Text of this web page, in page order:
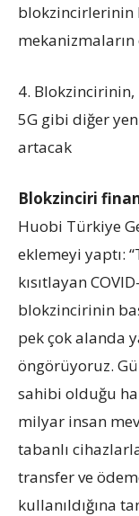
blokzincirlerinin
4.
5G gibi diğer
artacak
Blokzinciri
Huobi Türkiye
eklemeyi yaptı:
kısıtlayan
blokzincirinin
pek çok alanda
öngörüyoruz.
sahibi olduğu
milyar insan
tabanlı
transfer ve
kullanıldığına